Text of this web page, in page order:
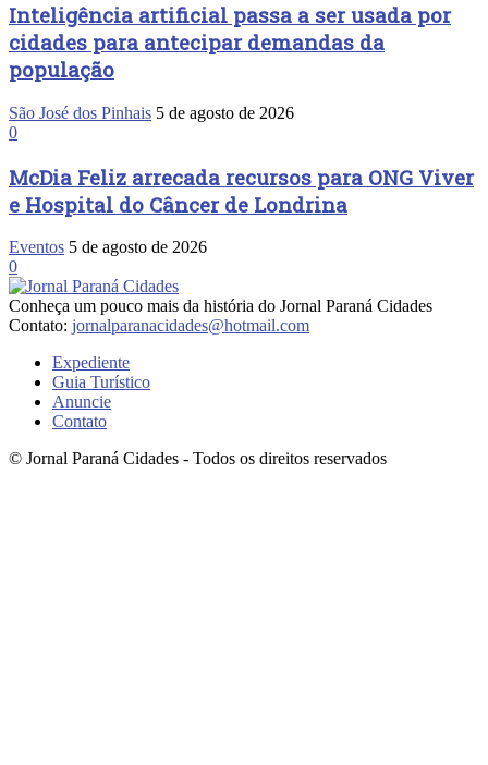
Inteligência artificial passa a ser usada por
cidades para antecipar demandas da
população
São José dos Pinhais 5 de agosto de 2026
0
McDia Feliz arrecada recursos para ONG Viver
e Hospital do Câncer de Londrina
Eventos 5 de agosto de 2026
0
Conheça um pouco mais da história do Jornal Paraná Cidades
Contato: jornalparanacidades@hotmail.com
Expediente
Guia Turístico
Anuncie
Contato
© Jornal Paraná Cidades - Todos os direitos reservados